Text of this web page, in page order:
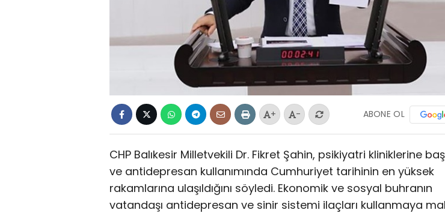
+ - ABONE OL
CHP Balıkesir Milletvekili Dr. Fikret Şahin, psikiyatri kliniklerine
ve antidepresan kullanımında Cumhuriyet tarihinin en yüksek
rakamlarına ulaşıldığını söyledi. Ekonomik ve sosyal buhranın
vatandaşı antidepresan ve sinir sistemi ilaçları kullanmaya